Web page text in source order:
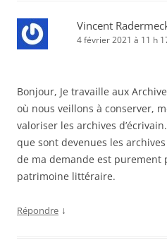
Vincent
4 février 2021 à 11 h
Bonjour, Je travaille aux
où nous veillons à conserver,
valoriser les archives
que sont devenues les archives
de ma demande est purement
patrimoine littéraire.
Répondre ↓